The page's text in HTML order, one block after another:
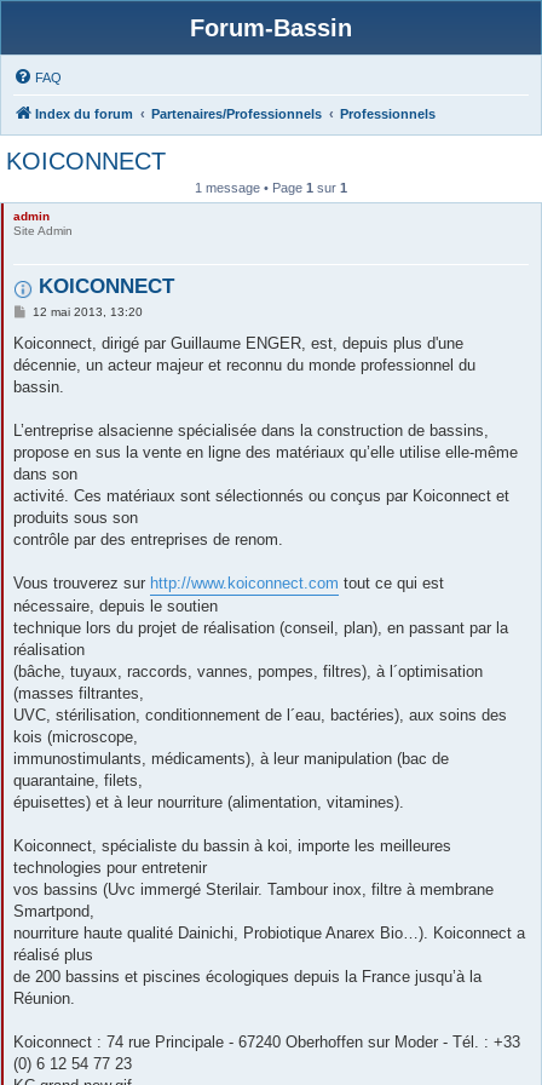
Forum-Bassin
FAQ
Index du forum Partenaires/Professionnels Professionnels
KOICONNECT
1 message • Page 1 sur 1
admin
Site Admin
KOICONNECT
M
s
a
g
12 mai 2013, 13:20
Koiconnect, dirigé par Guillaume ENGER, est, depuis plus d'une
décennie, un acteur majeur et reconnu du monde professionnel du
bassin.
L’entreprise alsacienne spécialisée dans la construction de bassins,
propose en sus la vente en ligne des matériaux qu’elle utilise elle-même
dans son
activité. Ces matériaux sont sélectionnés ou conçus par Koiconnect et
produits sous son
contrôle par des entreprises de renom.
Vous trouverez sur http://www.koiconnect.com tout ce qui est
nécessaire, depuis le soutien
technique lors du projet de réalisation (conseil, plan), en passant par la
réalisation
(bâche, tuyaux, raccords, vannes, pompes, filtres), à l´optimisation
(masses filtrantes,
UVC, stérilisation, conditionnement de l´eau, bactéries), aux soins des
kois (microscope,
immunostimulants, médicaments), à leur manipulation (bac de
quarantaine, filets,
épuisettes) et à leur nourriture (alimentation, vitamines).
Koiconnect, spécialiste du bassin à koi, importe les meilleures
technologies pour entretenir
vos bassins (Uvc immergé Sterilair. Tambour inox, filtre à membrane
Smartpond,
nourriture haute qualité Dainichi, Probiotique Anarex Bio…). Koiconnect a
réalisé plus
de 200 bassins et piscines écologiques depuis la France jusqu’à la
Réunion.
Koiconnect : 74 rue Principale - 67240 Oberhoffen sur Moder - Tél. : +33
(0) 6 12 54 77 23